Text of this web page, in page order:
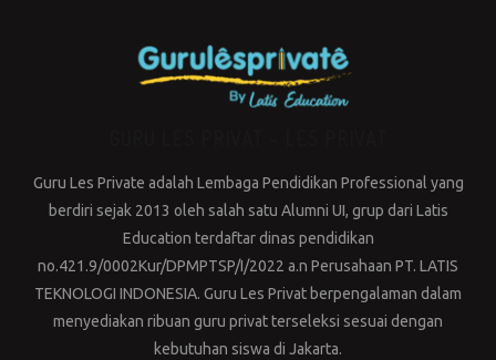
Guru Les Private adalah Lembaga Pendidikan Professional yang
berdiri sejak 2013 oleh salah satu Alumni UI, grup dari Latis
Education terdaftar dinas pendidikan
no.421.9/0002Kur/DPMPTSP/I/2022 a.n Perusahaan PT. LATIS
TEKNOLOGI INDONESIA. Guru Les Privat berpengalaman dalam
menyediakan ribuan guru privat terseleksi sesuai dengan
kebutuhan siswa di Jakarta.